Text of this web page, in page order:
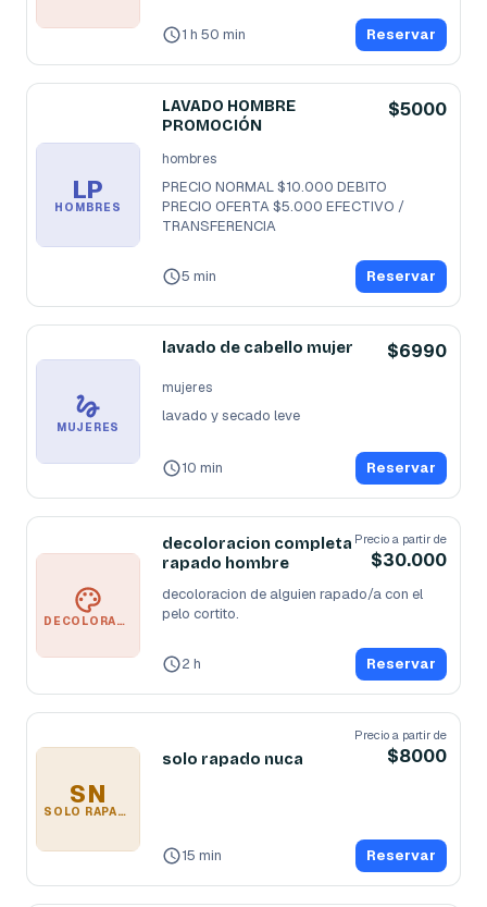
1 h 50 min Reservar
LP
HOMBRES
LAVADO HOMBRE
PROMOCIÓN
$5000
hombres
PRECIO NORMAL $10.000 DEBITO
PRECIO OFERTA $5.000 EFECTIVO /
TRANSFERENCIA
5 min Reservar
MUJERES
lavado de cabello mujer $6990
mujeres
lavado y secado leve
10 min Reservar
DECOLORACION COMPLETA RAPADO HOMBRE
decoloracion completa
rapado hombre
Precio a partir de
$30.000
decoloracion de alguien rapado/a con el
pelo cortito.
2 h Reservar
SN
SOLO RAPADO NUCA
solo rapado nuca
Precio a partir de
$8000
15 min Reservar